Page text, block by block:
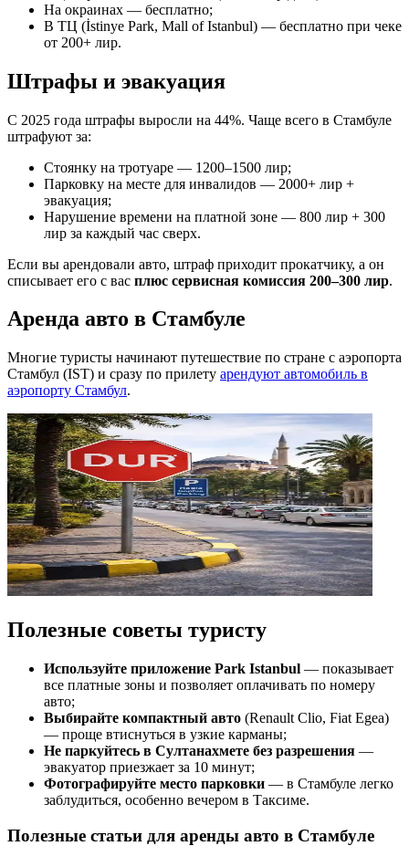
На окраинах — бесплатно;
В ТЦ (İstinye Park, Mall of Istanbul) — бесплатно при чеке
от 200+ лир.
Штрафы и эвакуация
С 2025 года штрафы выросли на 44%. Чаще всего в Стамбуле
штрафуют за:
Стоянку на тротуаре — 1200–1500 лир;
Парковку на месте для инвалидов — 2000+ лир +
эвакуация;
Нарушение времени на платной зоне — 800 лир + 300
лир за каждый час сверх.
Если вы арендовали авто, штраф приходит прокатчику, а он
списывает его с вас плюс сервисная комиссия 200–300 лир.
Аренда авто в Стамбуле
Многие туристы начинают путешествие по стране с аэропорта
Стамбул (IST) и сразу по прилету арендуют автомобиль в
аэропорту Стамбул.
Полезные советы туристу
Используйте приложение Park Istanbul — показывает
все платные зоны и позволяет оплачивать по номеру
авто;
Выбирайте компактный авто (Renault Clio, Fiat Egea)
— проще втиснуться в узкие карманы;
Не паркуйтесь в Султанахмете без разрешения —
эвакуатор приезжает за 10 минут;
Фотографируйте место парковки — в Стамбуле легко
заблудиться, особенно вечером в Таксиме.
Полезные статьи для аренды авто в Стамбуле